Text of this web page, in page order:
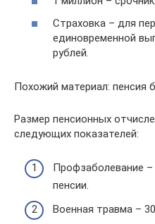
Страховка – для
единовременной
рублей.
Похожий материал: пенсия
Размер пенсионных
следующих показателей:
Профзаболевание –
пенсии.
Военная травма –